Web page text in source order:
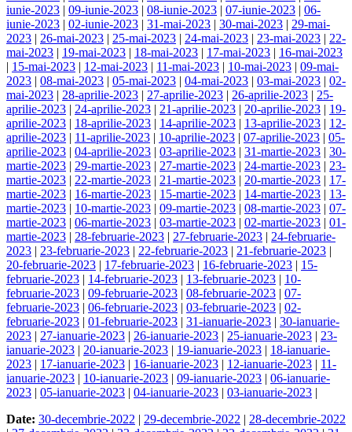
iunie-2023 | 09-iunie-2023 | 08-iunie-2023 | 07-iunie-2023 | 06-
iunie-2023 | 02-iunie-2023 | 31-mai-2023 | 30-mai-2023 | 29-mai-
2023 | 26-mai-2023 | 25-mai-2023 | 24-mai-2023 | 23-mai-2023 | 22-
mai-2023 | 19-mai-2023 | 18-mai-2023 | 17-mai-2023 | 16-mai-2023
| 15-mai-2023 | 12-mai-2023 | 11-mai-2023 | 10-mai-2023 | 09-mai-
2023 | 08-mai-2023 | 05-mai-2023 | 04-mai-2023 | 03-mai-2023 | 02-
mai-2023 | 28-aprilie-2023 | 27-aprilie-2023 | 26-aprilie-2023 | 25-
aprilie-2023 | 24-aprilie-2023 | 21-aprilie-2023 | 20-aprilie-2023 | 19-
aprilie-2023 | 18-aprilie-2023 | 14-aprilie-2023 | 13-aprilie-2023 | 12-
aprilie-2023 | 11-aprilie-2023 | 10-aprilie-2023 | 07-aprilie-2023 | 05-
aprilie-2023 | 04-aprilie-2023 | 03-aprilie-2023 | 31-martie-2023 | 30-
martie-2023 | 29-martie-2023 | 27-martie-2023 | 24-martie-2023 | 23-
martie-2023 | 22-martie-2023 | 21-martie-2023 | 20-martie-2023 | 17-
martie-2023 | 16-martie-2023 | 15-martie-2023 | 14-martie-2023 | 13-
martie-2023 | 10-martie-2023 | 09-martie-2023 | 08-martie-2023 | 07-
martie-2023 | 06-martie-2023 | 03-martie-2023 | 02-martie-2023 | 01-
martie-2023 | 28-februarie-2023 | 27-februarie-2023 | 24-februarie-
2023 | 23-februarie-2023 | 22-februarie-2023 | 21-februarie-2023 |
20-februarie-2023 | 17-februarie-2023 | 16-februarie-2023 | 15-
februarie-2023 | 14-februarie-2023 | 13-februarie-2023 | 10-
februarie-2023 | 09-februarie-2023 | 08-februarie-2023 | 07-
februarie-2023 | 06-februarie-2023 | 03-februarie-2023 | 02-
februarie-2023 | 01-februarie-2023 | 31-ianuarie-2023 | 30-ianuarie-
2023 | 27-ianuarie-2023 | 26-ianuarie-2023 | 25-ianuarie-2023 | 23-
ianuarie-2023 | 20-ianuarie-2023 | 19-ianuarie-2023 | 18-ianuarie-
2023 | 17-ianuarie-2023 | 16-ianuarie-2023 | 12-ianuarie-2023 | 11-
ianuarie-2023 | 10-ianuarie-2023 | 09-ianuarie-2023 | 06-ianuarie-
2023 | 05-ianuarie-2023 | 04-ianuarie-2023 | 03-ianuarie-2023 |
Date: 30-decembrie-2022 | 29-decembrie-2022 | 28-decembrie-2022